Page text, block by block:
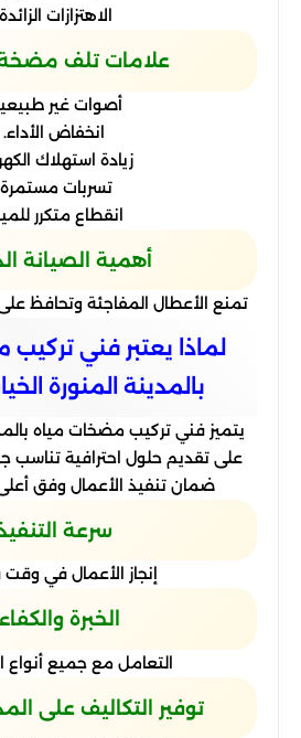
الاهتزازات
علامات تلف مضخة
أصوات غير
انخفاض الأداء.
زيادة استهلاك
تسربات
انقطاع متكرر
أهمية الصيانة
تمنع الأعطال المفاجئة وتحافظ على
لماذا يعتبر فني
بالمدينة المنورة
يتميز فني تركيب مضخات مياه
على تقديم حلول احترافية تناسب
ضمان تنفيذ الأعمال وفق أعلى
سرعة
إنجاز الأعمال في
الخبرة
التعامل مع جميع
توفير التكاليف على